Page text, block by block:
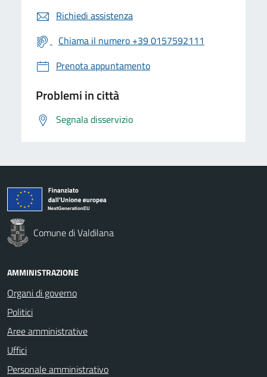
Richiedi assistenza
Chiama il numero +39 0157592111
Prenota appuntamento
Problemi in città
Segnala disservizio
Comune di Valdilana
AMMINISTRAZIONE
Organi di governo
Politici
Aree amministrative
Uffici
Personale amministrativo